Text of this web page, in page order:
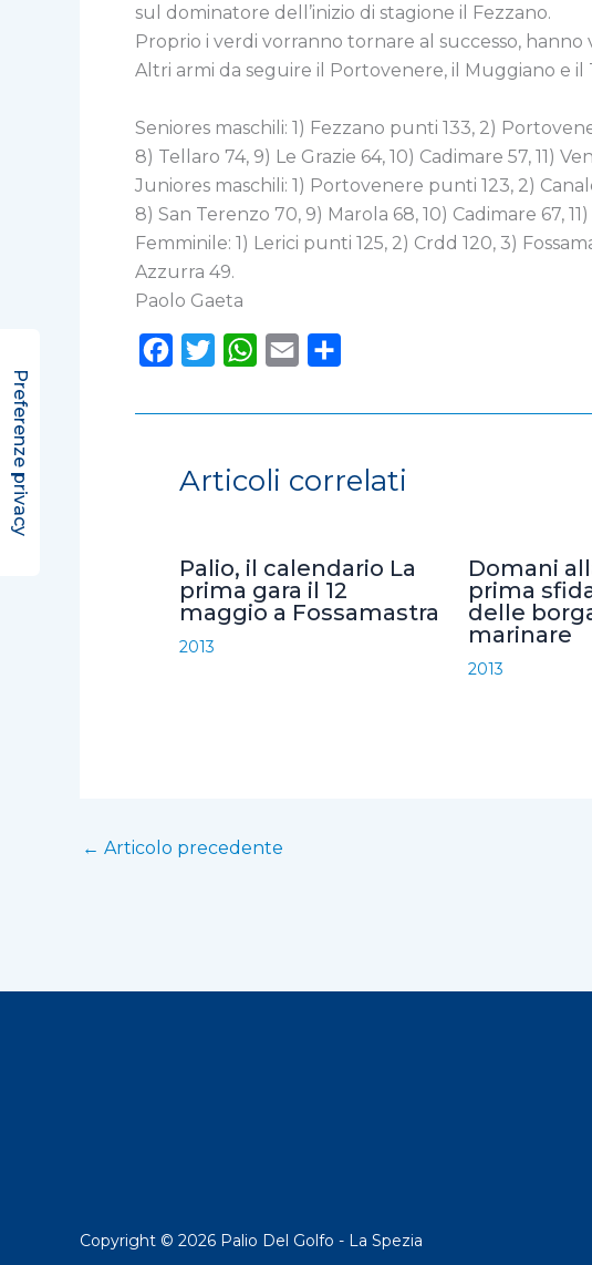
sul dominatore dell’inizio di stagione il Fezzano.
Proprio i verdi vorranno tornare al successo,
Altri armi da seguire il Portovenere, il Muggiano e il
Seniores maschili: 1) Fezzano punti 133, 2)
8) Tellaro 74, 9) Le Grazie 64, 10) Cadimare 57, 11)
Juniores maschili: 1) Portovenere punti 123, 2)
8) San Terenzo 70, 9) Marola 68, 10) Cadimare 67,
Femminile: 1) Lerici punti 125, 2) Crdd 120, 3)
Azzurra 49.
Paolo Gaeta
c
b
k
i
t
W
a
s
p
a
l
n
i
d
i
Articoli correlati
Palio, il calendario La
prima gara il 12
maggio a Fossamastra
2013
Domani
prima
delle
marinare
2013
← Articolo precedente
Copyright © 2026 Palio Del Golfo - La Spezia